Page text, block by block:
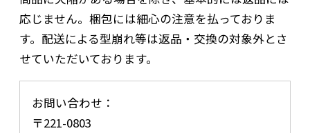
応じません。梱包には細心の注意を払っておりま
す。配送による型崩れ等は返品・交換の対象外とさ
せていただいております。
お問い合わせ：
〒221-0803